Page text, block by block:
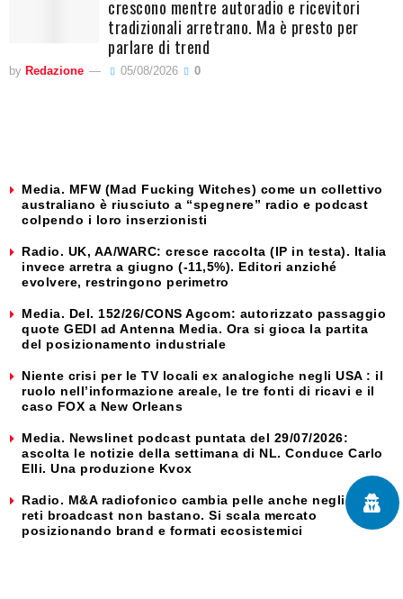
crescono mentre autoradio e ricevitori
tradizionali arretrano. Ma è presto per
parlare di trend
by Redazione 05/08/2026 0
Media. MFW (Mad Fucking Witches) come un collettivo
australiano è riusciuto a “spegnere” radio e podcast
colpendo i loro inserzionisti
Radio. UK, AA/WARC: cresce raccolta (IP in testa). Italia
invece arretra a giugno (-11,5%). Editori anziché
evolvere, restringono perimetro
Media. Del. 152/26/CONS Agcom: autorizzato passaggio
quote GEDI ad Antenna Media. Ora si gioca la partita
del posizionamento industriale
Niente crisi per le TV locali ex analogiche negli USA : il
ruolo nell’informazione areale, le tre fonti di ricavi e il
caso FOX a New Orleans
Media. Newslinet podcast puntata del 29/07/2026:
ascolta le notizie della settimana di NL. Conduce Carlo
Elli. Una produzione Kvox
Radio. M&A radiofonico cambia pelle anche negli USA:
reti broadcast non bastano. Si scala mercato
posizionando brand e formati ecosistemici